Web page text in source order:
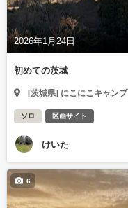
2026年1月24日
初めての茨城
[茨城県] にこにこキャンプ
ソロ 区画サイト
けいた
6